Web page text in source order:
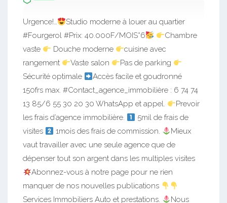
Urgence!…
Studio moderne à louer au quartier
#Fourgerol #Prix: 40.000F/MOIS*6
Chambre
vaste
Douche moderne
cuisine avec
rangement
Vaste salon
Pas de parking
Sécurité optimale
Accès facile et goudronné
150frs max. #Contact_agence_immobilière : 6 74 74
13 85/6 55 30 20 30 WhatsApp et appel.
Prevoir
les frais d’agence immobilière.
5mil de frais de
visites
1mois des frais de commission.
Mieux
vaut travailler avec une seule agence que de
dépenser tout son argent dans les multiples visites
Abonnez-vous à notre page pour ne rien
manquer de nos nouvelles publications
Services Immobiliers Auto et prestations.
Nous